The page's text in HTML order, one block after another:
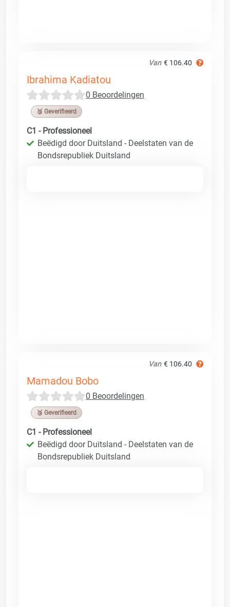
Van € 106.40
Ibrahima Kadiatou
0 Beoordelingen
🥉 Geverifieerd
C1 - Professioneel
Beëdigd door Duitsland - Deelstaten van de
Bondsrepubliek Duitsland
Van € 106.40
Mamadou Bobo
0 Beoordelingen
🥉 Geverifieerd
C1 - Professioneel
Beëdigd door Duitsland - Deelstaten van de
Bondsrepubliek Duitsland